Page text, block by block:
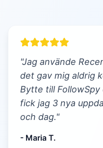
"Jag använde
det gav mig aldrig
Bytte till
fick jag 3 nya
och dag."
- Maria T.